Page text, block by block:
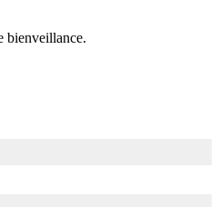
bienveillance.